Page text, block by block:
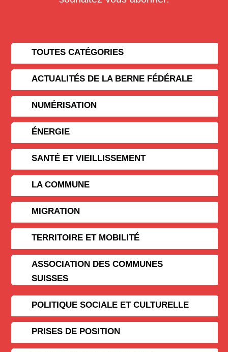
TOUTES CATÉGORIES
ACTUALITÉS DE LA BERNE FÉDÉRALE
NUMÉRISATION
ÉNERGIE
SANTÉ ET VIEILLISSEMENT
LA COMMUNE
MIGRATION
TERRITOIRE ET MOBILITÉ
ASSOCIATION DES COMMUNES
SUISSES
POLITIQUE SOCIALE ET CULTURELLE
PRISES DE POSITION